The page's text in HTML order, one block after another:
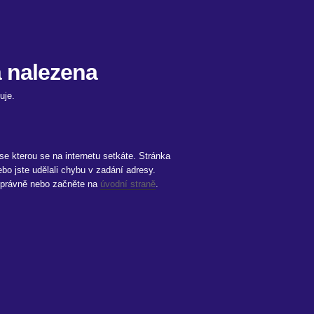
kterou se na internetu setkáte. Stránka
jste udělali chybu v zadání adresy.
nebo začněte na úvodní straně.